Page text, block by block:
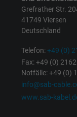
Grefrather Str.
41749 Viersen
Deutschland
Telefon:+49 (0)
Fax: +49 (0)
Notfälle: +49 (0)
info@sab-
www.sab-